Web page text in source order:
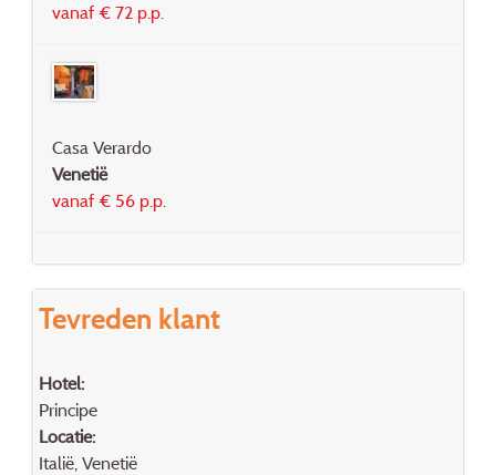
vanaf € 72 p.p.
Casa Verardo
Venetië
vanaf € 56 p.p.
Tevreden klant
Hotel:
Principe
Locatie:
Italië, Venetië